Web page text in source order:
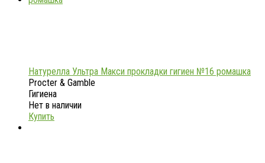
Натурелла Ультра Макси прокладки гигиен №16 ромашка
Procter & Gamble
Гигиена
Нет в наличии
Купить